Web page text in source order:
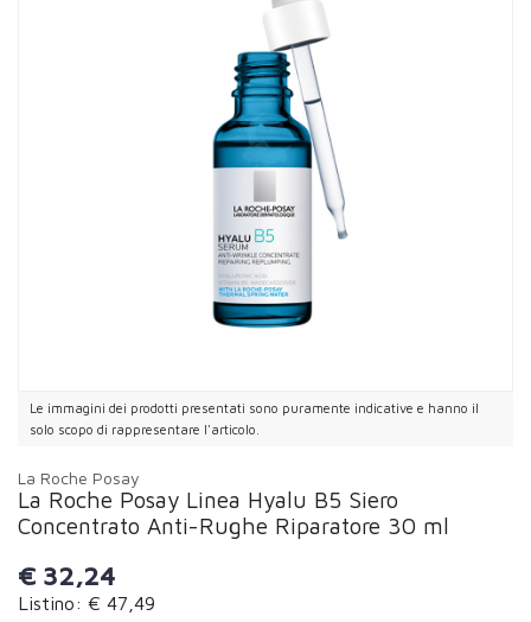
Le immagini dei prodotti presentati sono puramente indicative e hanno il
solo scopo di rappresentare l'articolo.
La Roche Posay
La Roche Posay Linea Hyalu B5 Siero
Concentrato Anti-Rughe Riparatore 30 ml
€ 32,24
Listino: € 47,49